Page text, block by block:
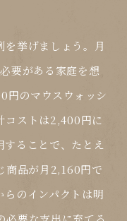
挙げましょう。月
要がある家庭を想
円のマウスウォッシ
コストは2,400円に
することで、たとえ
商品が月2,160円で
のインパクトは明